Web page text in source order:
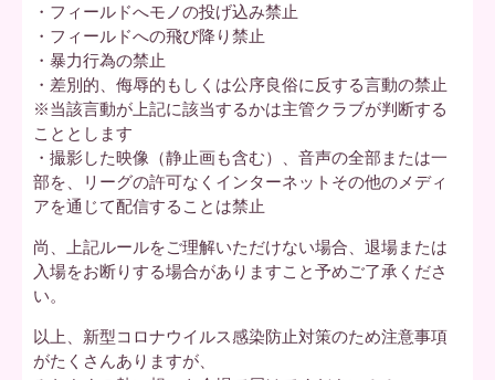
・フィールドへモノの投げ込み禁止
・フィールドへの飛び降り禁止
・暴力行為の禁止
・差別的、侮辱的もしくは公序良俗に反する言動の禁止
※当該言動が上記に該当するかは主管クラブが判断する
こととします
・撮影した映像（静止画も含む）、音声の全部または一
部を、リーグの許可なくインターネットその他のメディ
アを通じて配信することは禁止
尚、上記ルールをご理解いただけない場合、退場または
入場をお断りする場合がありますこと予めご了承くださ
い。
以上、新型コロナウイルス感染防止対策のため注意事項
がたくさんありますが、